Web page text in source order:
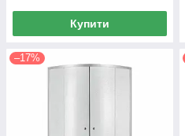
Купити
–17%